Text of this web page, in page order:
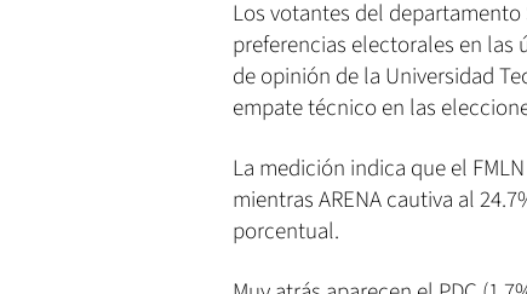
Los votantes del
preferencias electorales en las
de opinión de la Universidad
empate técnico en las
La medición indica que el
mientras ARENA cautiva al
porcentual.